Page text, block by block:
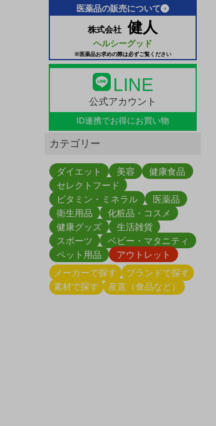
医薬品の販売について
株式会社 健人
ヘルシーグッド
※医薬品お求めの際は必ずご覧ください
LINE
公式アカウント
ID連携でお得にお買い物
カテゴリー
ダイエット 美容
健康食品
セレクトフード
ビタミン・ミネラル
医薬品
衛生用品
化粧品・コスメ
健康グッズ
生活雑貨
スポーツ
ベビー・マタニティ
ペット用品
アウトレット
メーカーで探す
ブランドで探す
素材で探す
産直（食品など）